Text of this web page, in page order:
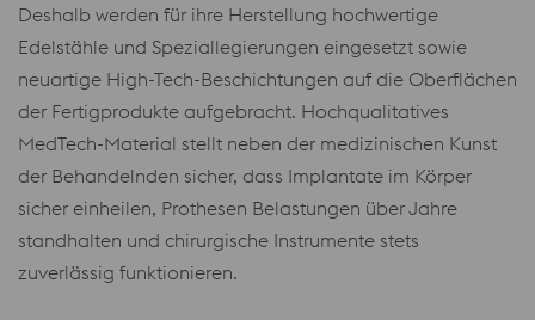
Deshalb werden für ihre Herstellung hochwertige
Edelstähle und Speziallegierungen eingesetzt sowie
neuartige High-Tech-Beschichtungen auf die Oberflächen
der Fertigprodukte aufgebracht. Hochqualitatives
MedTech-Material stellt neben der medizinischen Kunst
der Behandelnden sicher, dass Implantate im Körper
sicher einheilen, Prothesen Belastungen über Jahre
standhalten und chirurgische Instrumente stets
zuverlässig funktionieren.